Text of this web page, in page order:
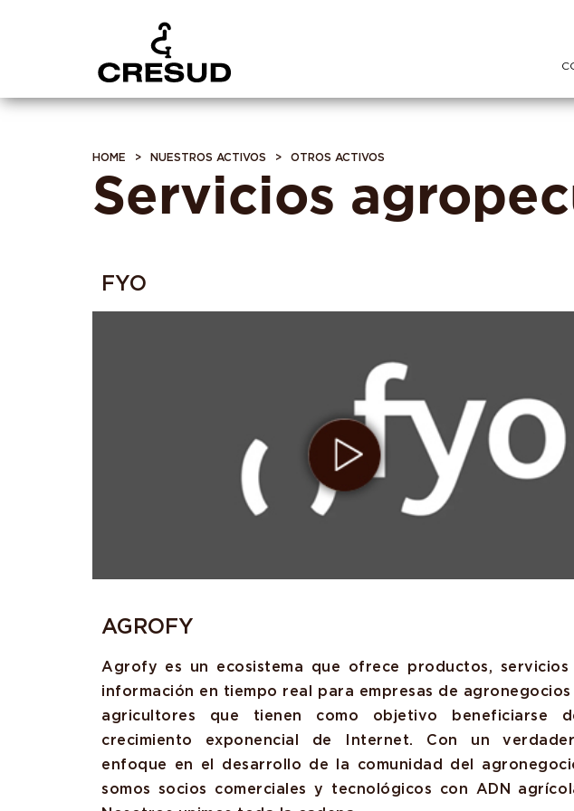
HOME > NUESTROS ACTIVOS > OTROS ACTIVOS
Servicios
FYO
AGROFY
Agrofy es un ecosistema que ofrece productos, servicios
información en tiempo real para empresas de agronegocios
agricultores que tienen como objetivo beneficiarse
crecimiento exponencial de Internet. Con un
enfoque en el desarrollo de la comunidad del
somos socios comerciales y tecnológicos con ADN